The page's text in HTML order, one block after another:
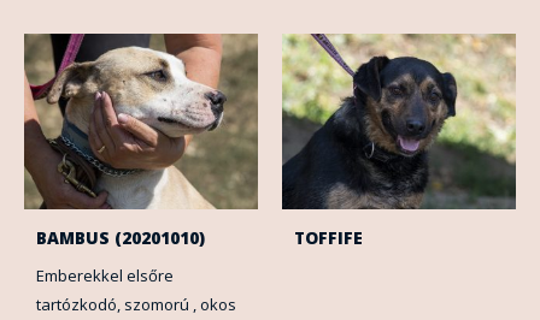
BAMBUS (20201010)
Emberekkel elsőre
tartózkodó, szomorú , okos
TOFFIFE